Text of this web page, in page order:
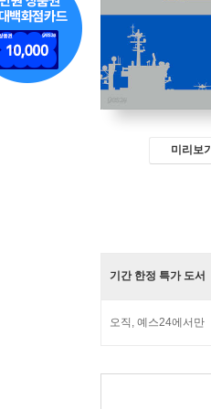
미리보기
기간 한정 특가 도서
오직, 예스24에서만